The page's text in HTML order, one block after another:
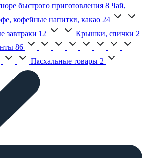
быстрого приготовления 8 Чай,
кофейные напитки, какао 24
завтраки 12 Крышки, спички 2
86
Пасхальные товары 2